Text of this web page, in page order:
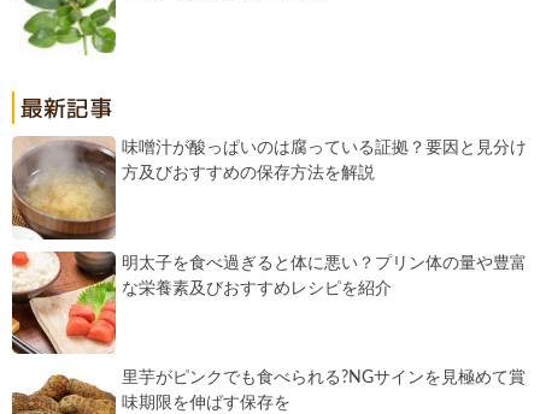
味噌汁が酸っぱいのは腐っている証拠？要因と見分け
方及びおすすめの保存方法を解説
明太子を食べ過ぎると体に悪い？プリン体の量や豊富
な栄養素及びおすすめレシピを紹介
里芋がピンクでも食べられる?NGサインを見極めて賞
味期限を伸ばす保存を